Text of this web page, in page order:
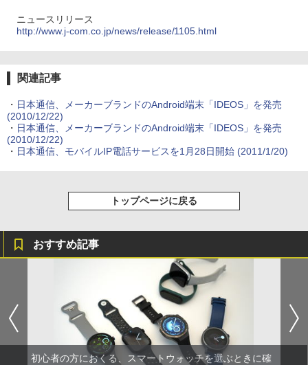
ニュースリリース
http://www.j-com.co.jp/news/release/1105.html
関連記事
・ 日本通信、メーカーブランドのAndroid端末「IDEOS」を発売
(2010/12/22)
・ 日本通信、メーカーブランドのAndroid端末「IDEOS」を発売
(2010/12/22)
・ 日本通信、モバイルIP電話サービスを1月28日開始(2011/1/20)
トップページに戻る
おすすめ記事
初心者の方におくる、スマートウォッチを選ぶときに確